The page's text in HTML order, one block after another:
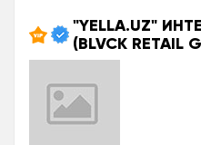
"YELLA.UZ"
(BLVCK RETAIL